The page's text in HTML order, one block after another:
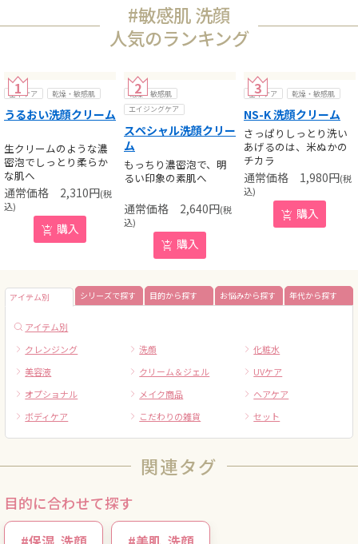
#敏感肌 洗顔
人気のランキング
基本ケア 乾燥・敏感肌
うるおい洗顔クリーム
生クリームのような濃
密泡でしっとり柔らか
な肌へ
2,310円(税
込)
購入
乾燥・敏感肌
エイジングケア
スペシャル洗顔クリー
ム
もっちり濃密泡で、明
るい印象の素肌へ
2,640円(税
込)
購入
基本ケア 乾燥・敏感肌
NS-K 洗顔クリーム
さっぱりしっとり洗い
あげるのは、米ぬかの
チカラ
1,980円(税
込)
購入
アイテム別 シリーズで探す 目的から探す お悩みから探す 年代から探す
アイテム別
クレンジング
洗顔
化粧水
美容液
クリーム＆ジェル
UVケア
オプショナル
メイク商品
ヘアケア
ボディケア
こだわりの雑貨 セット
関連タグ
目的に合わせて探す